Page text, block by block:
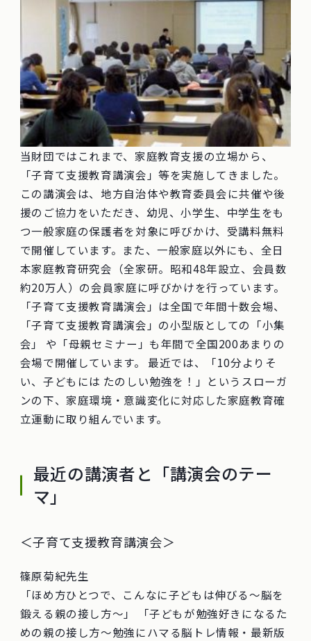
当財団ではこれまで、家庭教育支援の立場から、
「子育て支援教育講演会」等を実施してきました。
この講演会は、地方自治体や教育委員会に共催や後
援のご協力をいただき、幼児、小学生、中学生をも
つ一般家庭の保護者を対象に呼びかけ、受講料無料
で開催しています。また、一般家庭以外にも、全日
本家庭教育研究会（全家研。昭和48年設立、会員数
約20万人）の会員家庭に呼びかけを行っています。
「子育て支援教育講演会」は全国で年間十数会場、
「子育て支援教育講演会」の小型版としての「小集
会」 や「母親セミナー」も年間で全国200あまりの
会場で開催しています。 最近では、「10分よりそ
い、子どもには たのしい勉強を！」というスローガ
ンの下、家庭環境・意識変化に対応した家庭教育確
立運動に取り組んでいます。
最近の講演者と「講演会のテー
マ」
＜子育て支援教育講演会＞
篠原菊紀先生
「ほめ方ひとつで、こんなに子どもは伸びる～脳を
鍛える親の接し方～」 「子どもが勉強好きになるた
めの親の接し方～勉強にハマる脳トレ情報・最新版